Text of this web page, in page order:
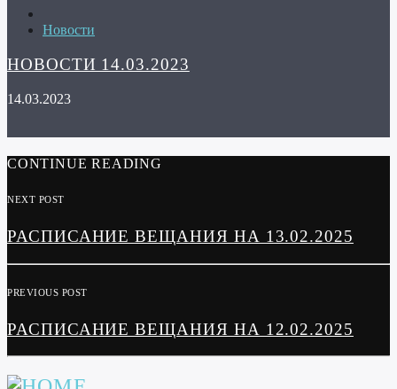
Новости
НОВОСТИ 14.03.2023
14.03.2023
CONTINUE READING
NEXT POST
РАСПИСАНИЕ ВЕЩАНИЯ НА 13.02.2025
PREVIOUS POST
РАСПИСАНИЕ ВЕЩАНИЯ НА 12.02.2025